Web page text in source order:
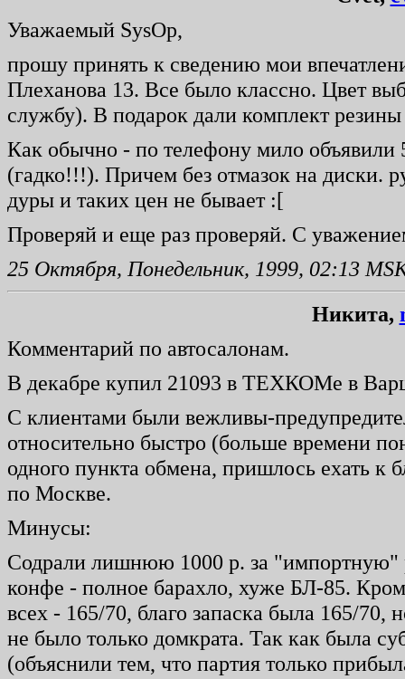
Уважаемый SysOp,
прошу принять к сведению мои
Плеханова 13. Все было классно. Цвет
службу). В подарок дали комплект
Как обычно - по телефону мило объявили
(гадко!!!). Причем без отмазок на диски.
дуры и таких цен не бывает :[
Проверяй и еще раз проверяй. С
25 Октября, Понедельник, 1999, 02:13
Никита,
Комментарий по автосалонам.
В декабре купил 21093 в ТЕХКОМе в
С клиентами были вежливы-
относительно быстро (больше времени
одного пункта обмена, пришлось ехать
по Москве.
Минусы:
Содрали лишнюю 1000 р. за "импортную"
конфе - полное барахло, хуже БЛ-85.
всех - 165/70, благо запаска была 165/70,
не было только домкрата. Так как была
(объяснили тем, что партия только